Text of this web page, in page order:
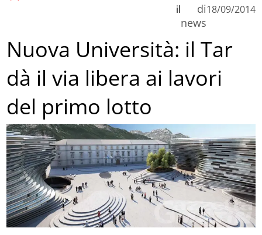
di
news
il 18/09/2014
Nuova Università: il Tar
dà il via libera ai lavori
del primo lotto